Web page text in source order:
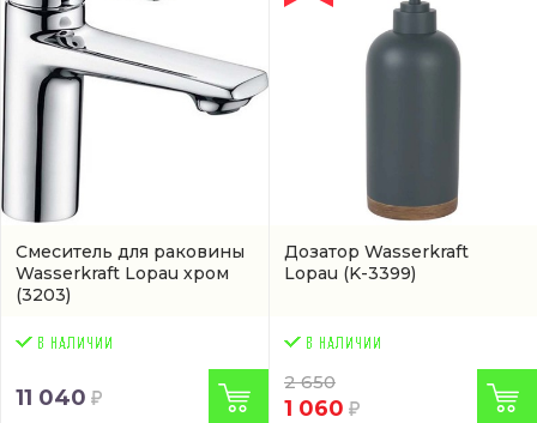
Смеситель для раковины
Wasserkraft Lopau хром
(3203)
11 040
Дозатор Wasserkraft
Lopau (K-3399)
2 650
1 060